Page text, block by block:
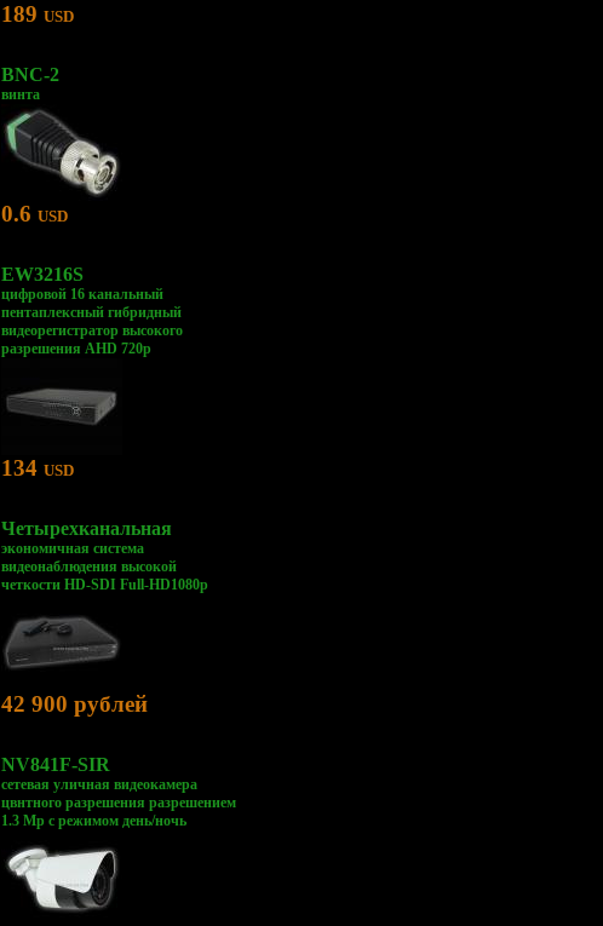
189 USD
BNC-2
винта
0.6 USD
EW3216S
цифровой 16 канальный
пентаплексный гибридный
видеорегистратор высокого
разрешения AHD 720p
134 USD
Четырехканальная
экономичная система
видеонаблюдения высокой
четкости HD-SDI Full-HD1080p
42 900 рублей
NV841F-SIR
сетевая уличная видеокамера
цвнтного разрешения разрешением
1.3 Mp с режимом день/ночь